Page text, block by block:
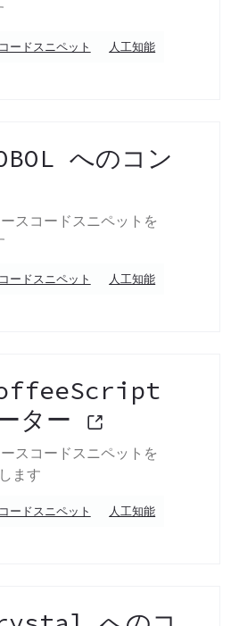
コードスニペット
人工知能
へのコン
スコードスニペットを
コードスニペット
人工知能
ター
スコードスニペットを
ます
コードスニペット
人工知能